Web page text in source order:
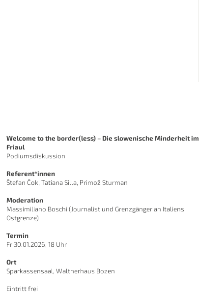
Welcome to the border(less) – Die slowenische Minderheit im
Friaul
Podiumsdiskussion
Referent*innen
Štefan Čok, Tatiana Silla, Primož Sturman
Moderation
Massimiliano Boschi (Journalist und Grenzgänger an Italiens
Ostgrenze)
Termin
Fr 30.01.2026, 18 Uhr
Ort
Sparkassensaal, Waltherhaus Bozen
Eintritt frei